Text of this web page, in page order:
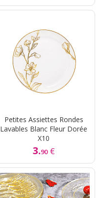
Petites Assiettes Rondes
Lavables Blanc Fleur Dorée
X10
3.90 €